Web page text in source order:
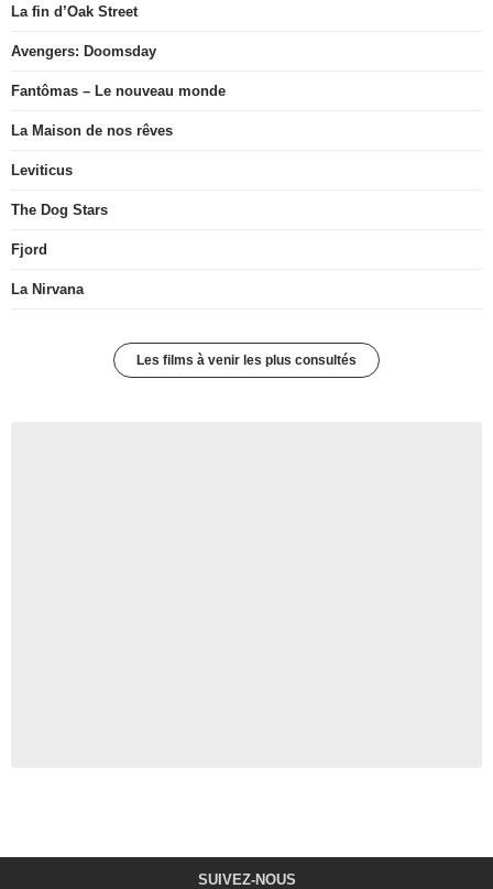
La fin d’Oak Street
Avengers: Doomsday
Fantômas – Le nouveau monde
La Maison de nos rêves
Leviticus
The Dog Stars
Fjord
La Nirvana
Les films à venir les plus consultés
SUIVEZ-NOUS